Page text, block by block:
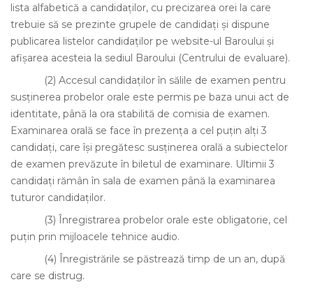
lista alfabetică a candidaţilor, cu precizarea orei la care
trebuie să se prezinte grupele de candidaţi şi dispune
publicarea listelor candidaţilor pe website-ul Baroului şi
afişarea acesteia la sediul Baroului (Centrului de evaluare).
(2) Accesul candidaţilor în sălile de examen pentru
susţinerea probelor orale este permis pe baza unui act de
identitate, până la ora stabilită de comisia de examen.
Examinarea orală se face în prezenţa a cel puţin alţi 3
candidaţi, care îşi pregătesc susţinerea orală a subiectelor
de examen prevăzute în biletul de examinare. Ultimii 3
candidaţi rămân în sala de examen până la examinarea
tuturor candidaţilor.
(3) Înregistrarea probelor orale este obligatorie, cel
puţin prin mijloacele tehnice audio.
(4) Înregistrările se păstrează timp de un an, după
care se distrug.